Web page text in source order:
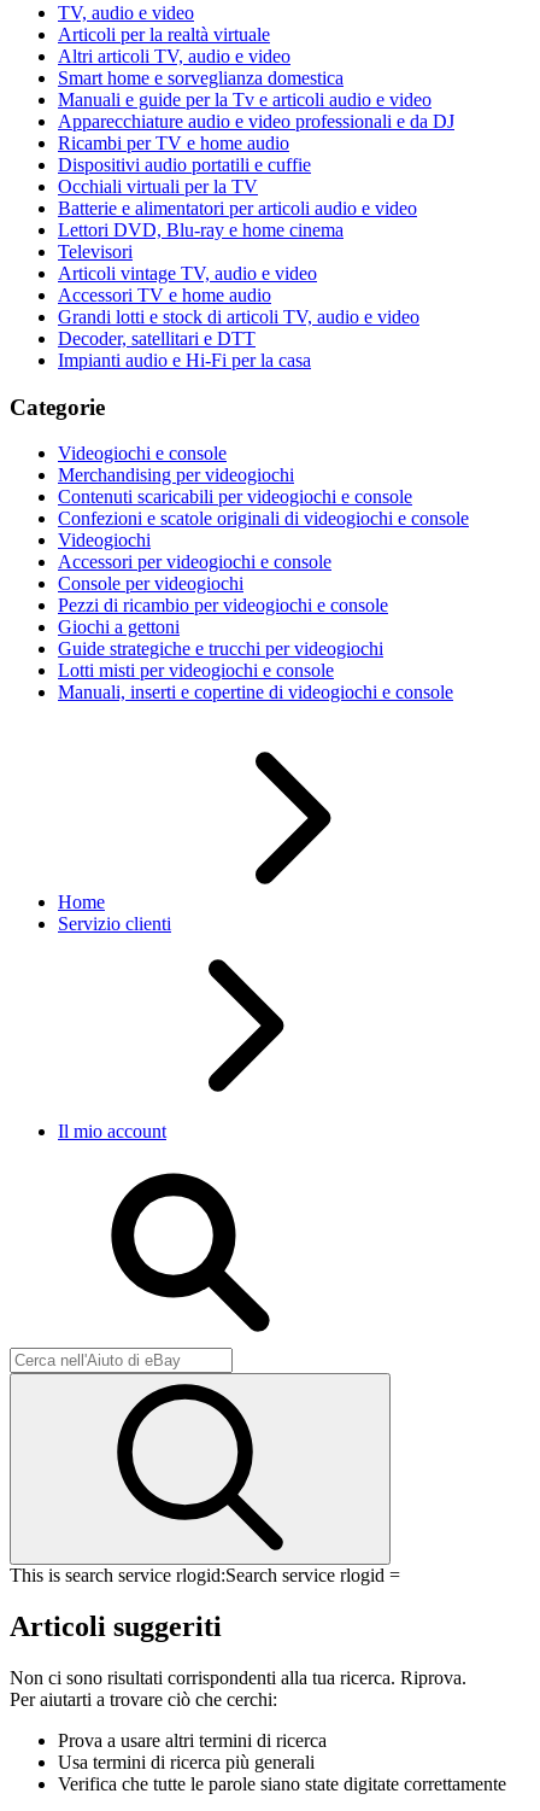
TV, audio e video
Articoli per la realtà virtuale
Altri articoli TV, audio e video
Smart home e sorveglianza domestica
Manuali e guide per la Tv e articoli audio e video
Apparecchiature audio e video professionali e da DJ
Ricambi per TV e home audio
Dispositivi audio portatili e cuffie
Occhiali virtuali per la TV
Batterie e alimentatori per articoli audio e video
Lettori DVD, Blu-ray e home cinema
Televisori
Articoli vintage TV, audio e video
Accessori TV e home audio
Grandi lotti e stock di articoli TV, audio e video
Decoder, satellitari e DTT
Impianti audio e Hi-Fi per la casa
Categorie
Videogiochi e console
Merchandising per videogiochi
Contenuti scaricabili per videogiochi e console
Confezioni e scatole originali di videogiochi e console
Videogiochi
Accessori per videogiochi e console
Console per videogiochi
Pezzi di ricambio per videogiochi e console
Giochi a gettoni
Guide strategiche e trucchi per videogiochi
Lotti misti per videogiochi e console
Manuali, inserti e copertine di videogiochi e console
Home
Servizio clienti
Il mio account
This is search service rlogid:Search service rlogid =
Articoli suggeriti
Non ci sono risultati corrispondenti alla tua ricerca. Riprova.
Per aiutarti a trovare ciò che cerchi:
Prova a usare altri termini di ricerca
Usa termini di ricerca più generali
Verifica che tutte le parole siano state digitate correttamente